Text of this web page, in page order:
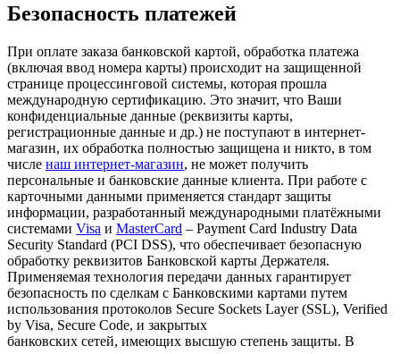
Безопасность платежей
При оплате заказа банковской картой, обработка платежа
(включая ввод номера карты) происходит на защищенной
странице процессинговой системы, которая прошла
международную сертификацию. Это значит, что Ваши
конфиденциальные данные (реквизиты карты,
регистрационные данные и др.) не поступают в интернет-
магазин, их обработка полностью защищена и никто, в том
числе наш интернет-магазин, не может получить
персональные и банковские данные клиента. При работе с
карточными данными применяется стандарт защиты
информации, разработанный международными платёжными
системами Visa и MasterCard – Payment Card Industry Data
Security Standard (PCI DSS), что обеспечивает безопасную
обработку реквизитов Банковской карты Держателя.
Применяемая технология передачи данных гарантирует
безопасность по сделкам с Банковскими картами путем
использования протоколов Secure Sockets Layer (SSL), Verified
by Visa, Secure Code, и закрытых
банковских сетей, имеющих высшую степень защиты. В